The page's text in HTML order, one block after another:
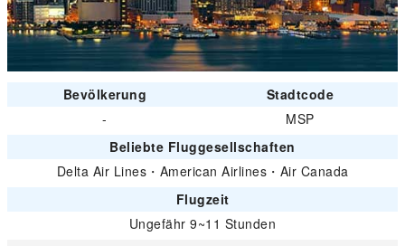
Bevölkerung
Stadtcode
-
MSP
Beliebte Fluggesellschaften
Delta Air Lines ・ American Airlines ・ Air Canada
Flugzeit
Ungefähr 9~11 Stunden